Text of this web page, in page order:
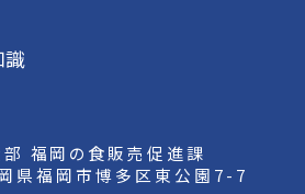
識
福岡の食販売促進課
県福岡市博多区東公園7-7